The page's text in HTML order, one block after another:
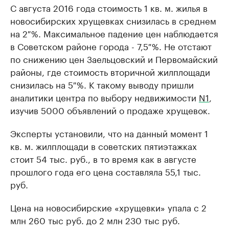
С августа 2016 года стоимость 1 кв. м. жилья в
новосибирских хрущевках снизилась в среднем
на 2 %. Максимальное падение цен наблюдается
в Советском районе города - 7,5 %. Не отстают
по снижению цен Заельцовский и Первомайский
районы, где стоимость вторичной жилплощади
снизилась на 5 %. К такому выводу пришли
аналитики центра по выбору недвижимости N1,
изучив 5000 объявлений о продаже хрущевок.
Эксперты установили, что на данный момент 1
кв. м. жилплощади в советских пятиэтажках
стоит 54 тыс. руб., в то время как в августе
прошлого года его цена составляла 55,1 тыс.
руб.
Цена на новосибирские «хрущевки» упала с 2
млн 260 тыс руб. до 2 млн 230 тыс руб.